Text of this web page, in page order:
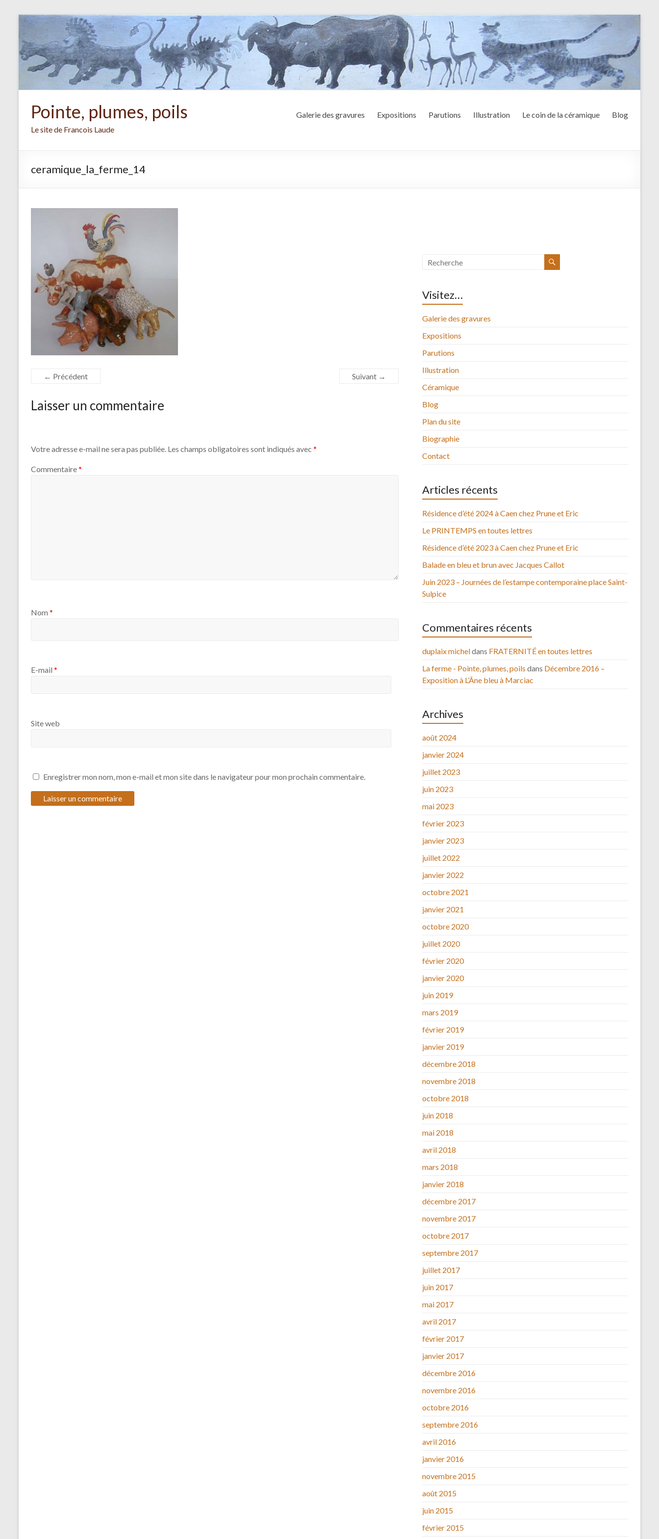
Aller
contenu
Pointe, plumes, poils
Le site de Francois Laude
Galerie des gravures Expositions Parutions Illustration Le coin de la céramique Blog
ceramique_la_ferme_14
← Précédent Suivant →
Laisser un commentaire
Votre adresse e-mail ne sera pas publiée. Les champs obligatoires sont indiqués avec *
Commentaire*
Nom *
E-mail *
Site web
Enregistrer mon nom, mon e-mail et mon site dans le navigateur pour mon prochain commentaire.
Visitez…
Galerie des gravures
Expositions
Parutions
Illustration
Céramique
Blog
Plan du site
Biographie
Contact
Articles récents
Résidence d’été 2024 à Caen chez Prune et Eric
Le PRINTEMPS en toutes lettres
Résidence d’été 2023 à Caen chez Prune et Eric
Balade en bleu et brun avec Jacques Callot
Juin 2023 – Journées de l’estampe contemporaine place Saint-
Sulpice
Commentaires récents
duplaix micheldans FRATERNITÉ en toutes lettres
La ferme - Pointe, plumes, poils dans Décembre 2016 –
Exposition à L’Âne bleu à Marciac
Archives
août 2024
janvier 2024
juillet 2023
juin 2023
mai 2023
février 2023
janvier 2023
juillet 2022
janvier 2022
octobre 2021
janvier 2021
octobre 2020
juillet 2020
février 2020
janvier 2020
juin 2019
mars 2019
février 2019
janvier 2019
décembre 2018
novembre 2018
octobre 2018
juin 2018
mai 2018
avril 2018
mars 2018
janvier 2018
décembre 2017
novembre 2017
octobre 2017
septembre 2017
juillet 2017
juin 2017
mai 2017
avril 2017
février 2017
janvier 2017
décembre 2016
novembre 2016
octobre 2016
septembre 2016
avril 2016
janvier 2016
novembre 2015
août 2015
juin 2015
février 2015